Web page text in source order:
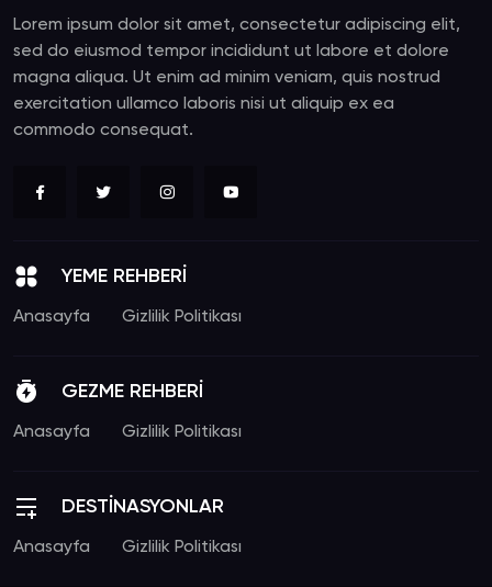
Lorem ipsum dolor sit amet, consectetur adipiscing elit,
sed do eiusmod tempor incididunt ut labore et dolore
magna aliqua. Ut enim ad minim veniam, quis nostrud
exercitation ullamco laboris nisi ut aliquip ex ea
commodo consequat.
YEME REHBERİ
Anasayfa Gizlilik Politikası
GEZME REHBERİ
Anasayfa Gizlilik Politikası
DESTİNASYONLAR
Anasayfa Gizlilik Politikası